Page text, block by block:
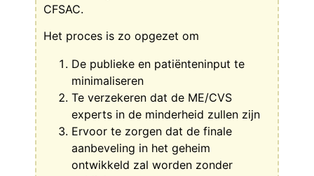
CFSAC.
Het proces is zo opgezet om
De publieke en patiënteninput te
minimaliseren
Te verzekeren dat de ME/CVS
experts in de minderheid zullen zijn
Ervoor te zorgen dat de finale
aanbeveling in het geheim
ontwikkeld zal worden zonder